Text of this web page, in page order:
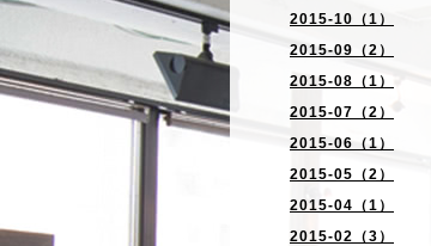
2015-10（1）
2015-09（2）
2015-08（1）
2015-07（2）
2015-06（1）
2015-05（2）
2015-04（1）
2015-02（3）